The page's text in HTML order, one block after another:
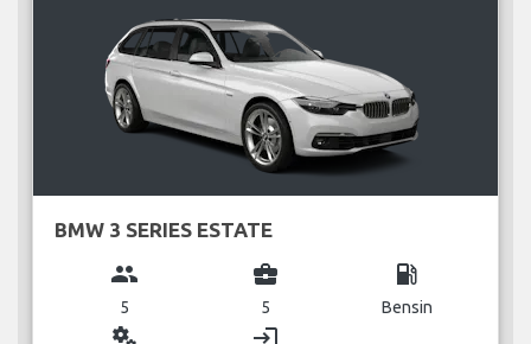
BMW 3 SERIES ESTATE
group
5
business_center
5
local_gas_station
Bensin
miscellaneous_services login